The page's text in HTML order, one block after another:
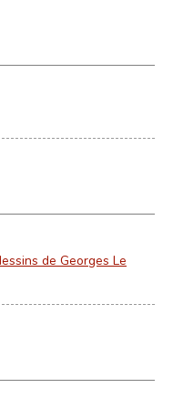
de Georges Le